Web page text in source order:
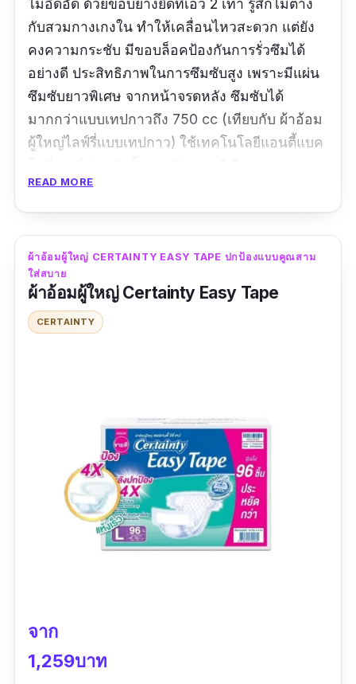
กับสวมกางเกงใน ทำให้เคลื่อนไหวสะดวก แต่ยัง
คงความกระชับ มีขอบล็อคป้องกันการรั่วซึมได้
อย่างดี ประสิทธิภาพในการซึมซับสูง เพราะมีแผ่น
ซึมซับยาวพิเศษ จากหน้าจรดหลัง ซึมซับได้
มากกว่าแบบเทปกาวถึง 750 cc (เทียบกับ ผ้าอ้อม
ผู้ใหญ่ไลฟ์รี่แบบเทปกาว) ใช้เทคโนโลยีแอนตี้แบค
ของการเกิดกลิ่นไม่พึงประสงค์เวลาใส่แพมเพิส
ผู้ใหญ่
รีวิวจากผู้ซื้อ :ตัวสินค้ามั่นใจได้ 100% สั่งมาหลาย
รอบแล้ว และจะใช้อีก
READ MORE
ผ้าอ้อมผู้ใหญ่ CERTAINTY EASY TAPE ปกป้องแบบคูณสาม
ใส่สบาย
ผ้าอ้อมผู้ใหญ่ Certainty Easy Tape
CERTAINTY
จาก
1,259บาท